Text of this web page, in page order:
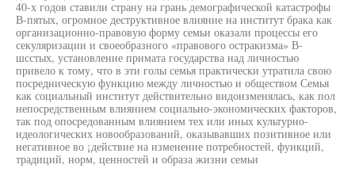
40-х годов ставили страну на грань демографической катастрофы
В-пятых, огромное деструктивное влияние на институт брака как
организационно-правовую форму семьи оказали процессы его
секуляризации и своеобразного «правового остракизма» В-
шсстых, установление примата государства над личностью
привело к тому, что в эти голы семья практически утратила свою
посредническую функцию между личностью и обществом Семья
как социальный институт действительно видоизменялась, как пол
непосредственным влиянием социально-экономических факторов,
так под опосредованным влиянием тех или иных культурно-
идеологических новообразований, оказывавших позитивное или
негативное во ¡действие на изменение потребностей, функций,
традиций, норм, ценностей и образа жизни семьи